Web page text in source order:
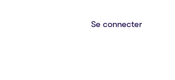
Se connecter